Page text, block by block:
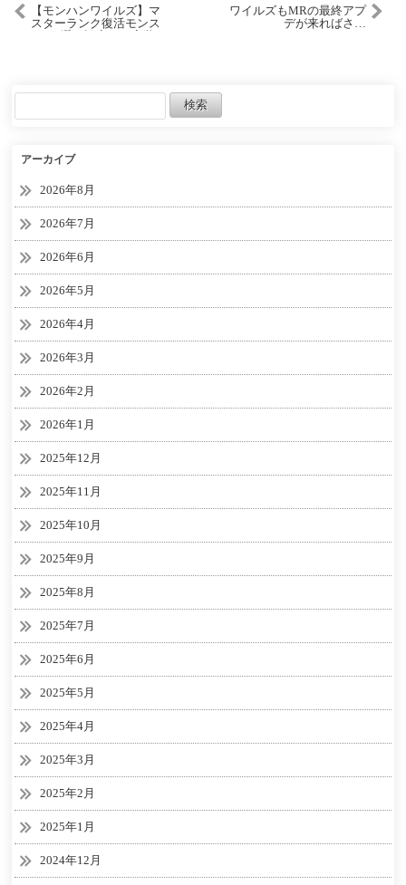
【モンハンワイルズ】マ
スターランク復活モンス
ワイルズもMRの最終アプ
デが来ればさ…
アーカイブ
2026年8月
2026年7月
2026年6月
2026年5月
2026年4月
2026年3月
2026年2月
2026年1月
2025年12月
2025年11月
2025年10月
2025年9月
2025年8月
2025年7月
2025年6月
2025年5月
2025年4月
2025年3月
2025年2月
2025年1月
2024年12月